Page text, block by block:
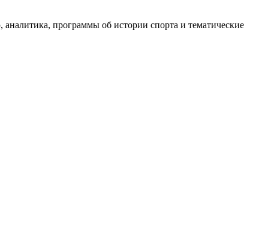
программы об истории спорта и тематические